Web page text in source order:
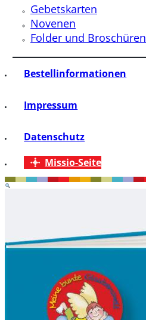
Gebetskarten
Novenen
Folder und Broschüren
Bestellinformationen
Impressum
Datenschutz
Missio-Seite